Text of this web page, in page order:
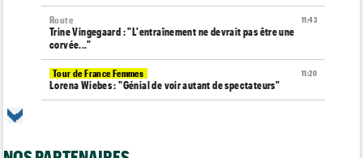
11:43
Route
Trine Vingegaard : "L'entraînement ne devrait pas être une
corvée..."
11:20
Tour de France Femmes
Lorena Wiebes : "Génial de voir autant de spectateurs"
Route